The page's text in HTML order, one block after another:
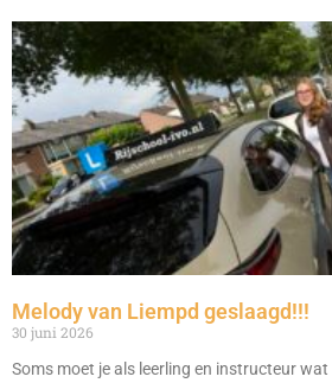
Melody van Liempd geslaagd!!!
30 juni 2026
Soms moet je als leerling en instructeur